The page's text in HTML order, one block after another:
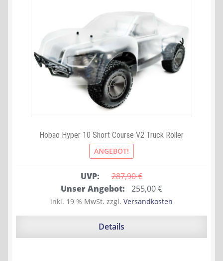
Hobao Hyper 10 Short Course V2 Truck Roller
ANGEBOT!
UVP: 287,90 €
Ursprünglicher
Preis
war:
Unser Angebot: 255,00€Aktueller
Preis
ist:
inkl. 19 % MwSt. zzgl. Versandkosten
Details